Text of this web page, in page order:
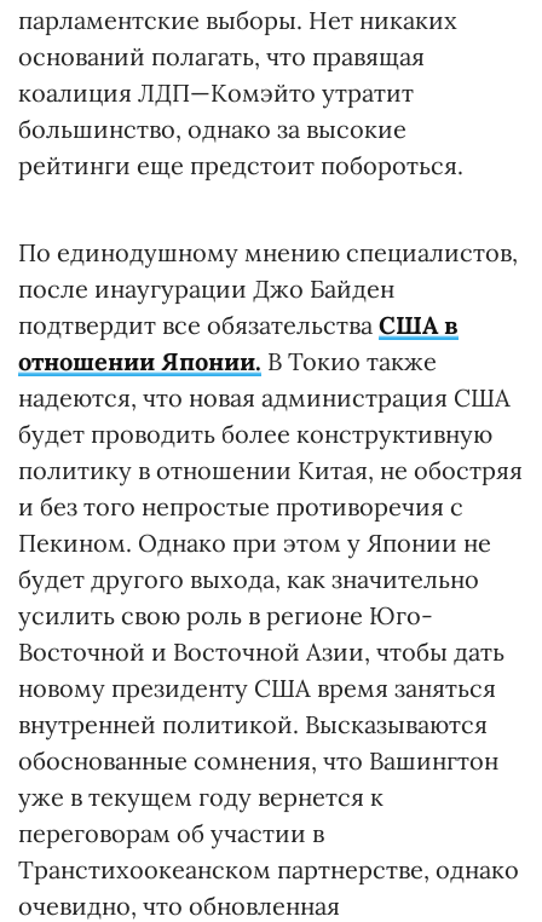
парламентские выборы. Нет никаких
оснований полагать, что правящая
коалиция ЛДП—Комэйто утратит
большинство, однако за высокие
рейтинги еще предстоит побороться.
По единодушному мнению специалистов,
после инаугурации Джо Байден
подтвердит все обязательства США в
отношении Японии. В Токио также
надеются, что новая администрация США
будет проводить более конструктивную
политику в отношении Китая, не обостряя
и без того непростые противоречия с
Пекином. Однако при этом у Японии не
будет другого выхода, как значительно
усилить свою роль в регионе Юго-
Восточной и Восточной Азии, чтобы дать
новому президенту США время заняться
внутренней политикой. Высказываются
обоснованные сомнения, что Вашингтон
уже в текущем году вернется к
переговорам об участии в
Транстихоокеанском партнерстве, однако
очевидно, что обновленная